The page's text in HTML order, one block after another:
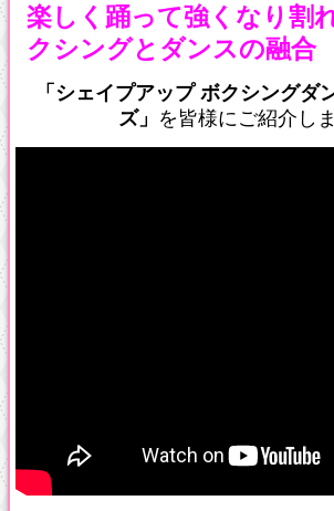
楽しく踊って強くなり
クシングとダンスの融合
「シェイプアップボクシングダ
ズ」 を皆様にご紹介しま